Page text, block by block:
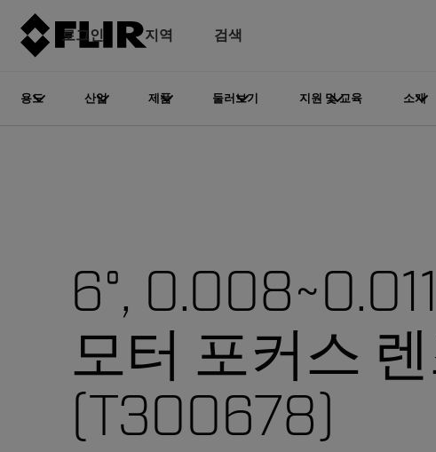
로그인 지역 검색
용도 산업 제품 둘러보기 지원 및 교육 소개
6°,
모터 포커스
(T300678)